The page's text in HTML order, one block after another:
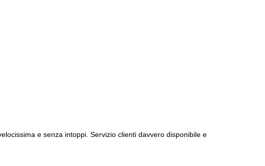
e senza intoppi. Servizio clienti davvero disponibile e